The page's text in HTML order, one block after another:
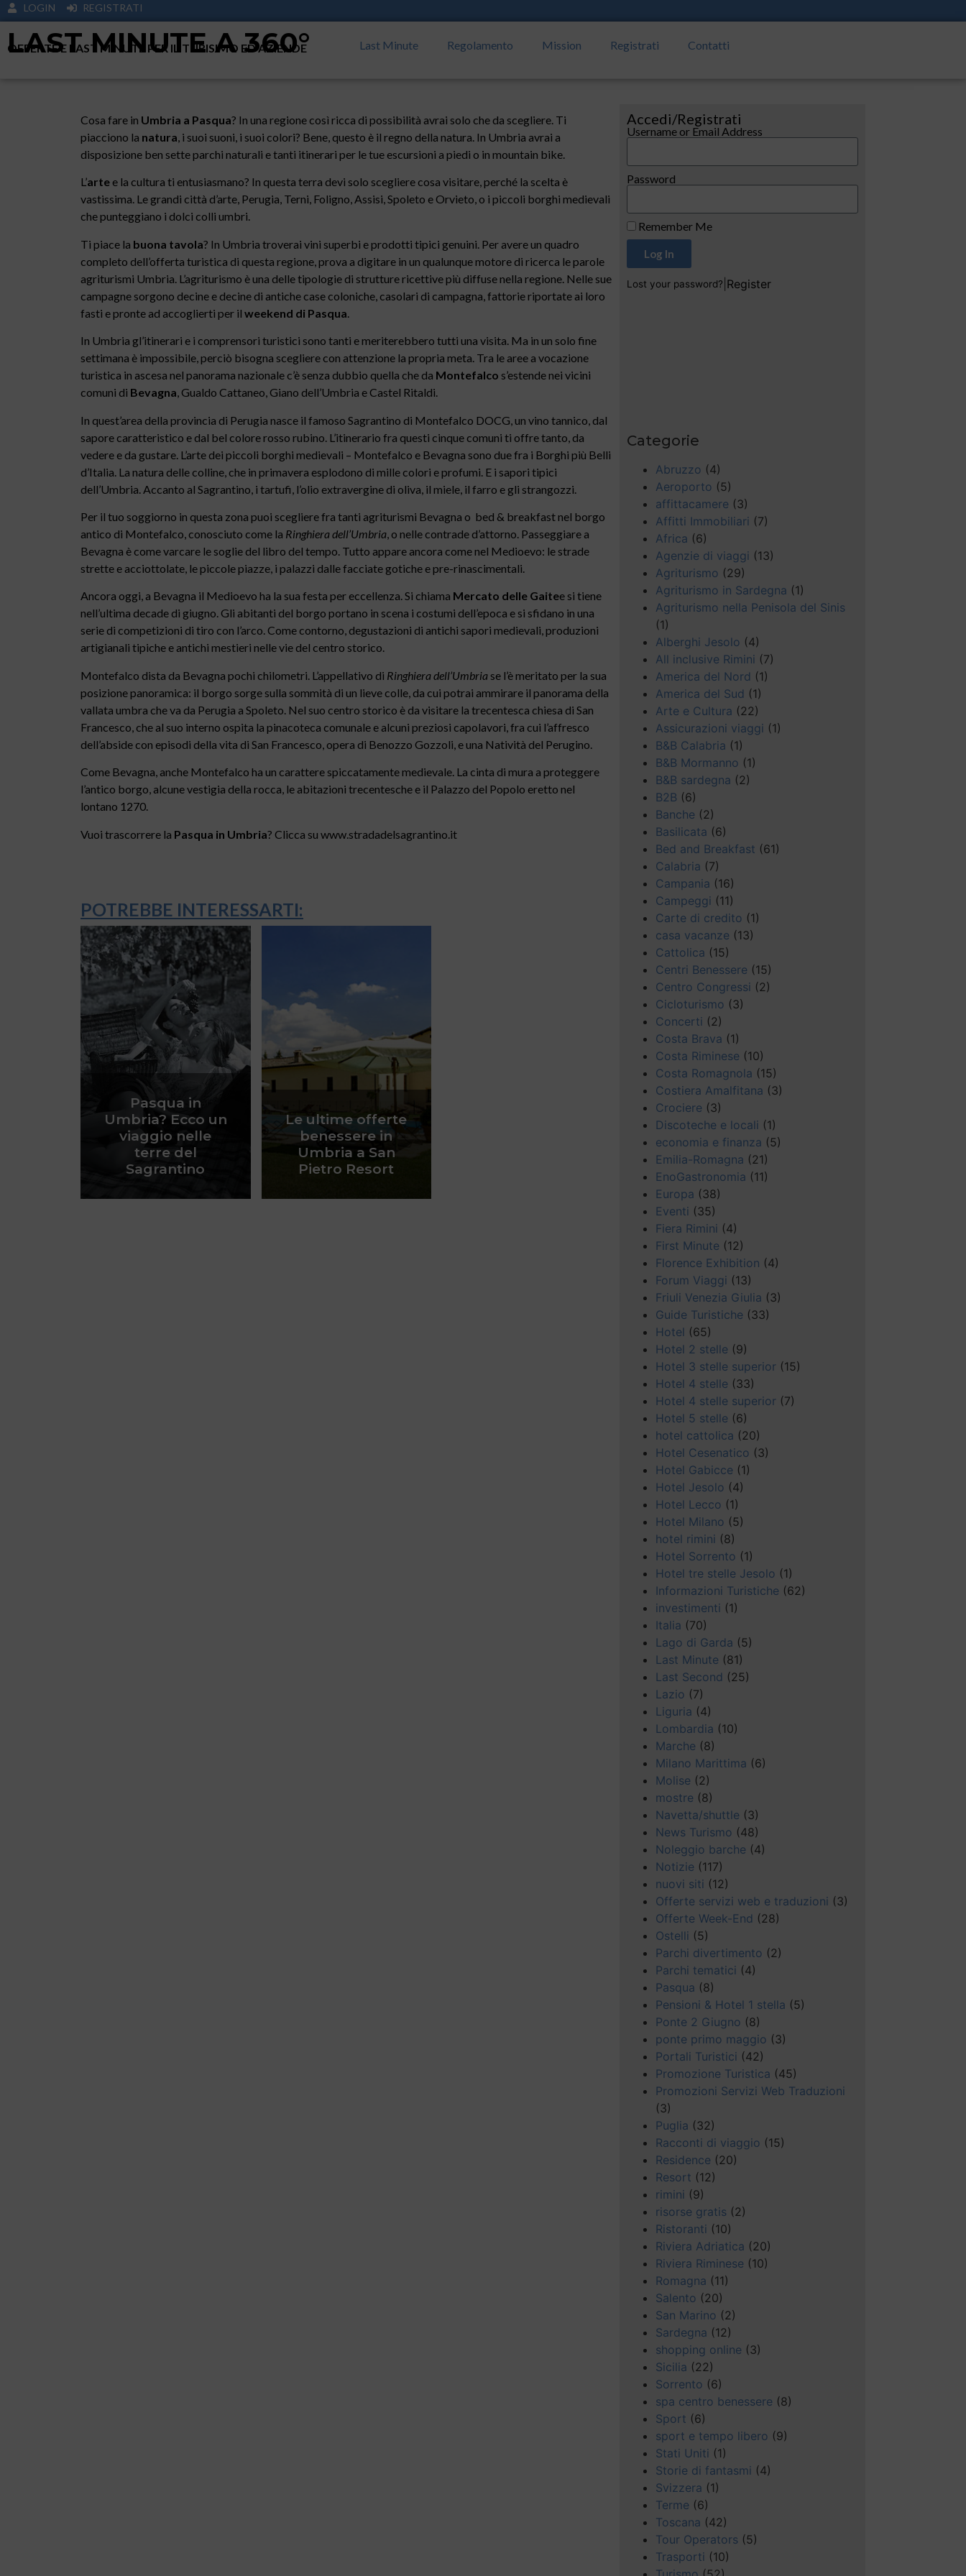
LOGIN REGISTRATI
LAST MINUTE A 360°
OFFERTE E LAST MINUTE PER IL TURISIMO ED AZIENDE Last Minute Regolamento Mission Registrati Contatti
Cosa fare in Umbria a Pasqua? In una regione così ricca di possibilità avrai solo che da scegliere. Ti
piacciono la natura, i suoi suoni, i suoi colori? Bene, questo è il regno della natura. In Umbria avrai a
disposizione ben sette parchi naturali e tanti itinerari per le tue escursioni a piedi o in mountain bike.
L’arte e la cultura ti entusiasmano? In questa terra devi solo scegliere cosa visitare, perché la scelta è
vastissima. Le grandi città d’arte, Perugia, Terni, Foligno, Assisi, Spoleto e Orvieto, o i piccoli borghi medievali
che punteggiano i dolci colli umbri.
Ti piace la buona tavola? In Umbria troverai vini superbi e prodotti tipici genuini. Per avere un quadro
completo dell’offerta turistica di questa regione, prova a digitare in un qualunque motore di ricerca le parole
agriturismi Umbria. L’agriturismo è una delle tipologie di strutture ricettive più diffuse nella regione. Nelle sue
campagne sorgono decine e decine di antiche case coloniche, casolari di campagna, fattorie riportate ai loro
fasti e pronte ad accoglierti per il weekend di Pasqua
In Umbria gl’itinerari e i comprensori turistici sono tanti e meriterebbero tutti una visita. Ma in un solo fine
settimana è impossibile, perciò bisogna scegliere con attenzione la propria meta. Tra le aree a vocazione
turistica in ascesa nel panorama nazionale c’è senza dubbio quella che da Montefalco s’estende nei vicini
comuni di Bevagna, Gualdo Cattaneo, Giano dell’Umbria e Castel Ritaldi.
In quest’area della provincia di Perugia nasce il famoso Sagrantino di Montefalco DOCG, un vino tannico, dal
sapore caratteristico e dal bel colore rosso rubino. L’itinerario fra questi cinque comuni ti offre tanto, da
vedere e da gustare. L’arte dei piccoli borghi medievali – Montefalco e Bevagna sono due fra i Borghi più Belli
d’Italia. La natura delle colline, che in primavera esplodono di mille colori e profumi. E i sapori tipici
dell’Umbria. Accanto al Sagrantino, i tartufi, l’olio extravergine di oliva, il miele, il farro e gli strangozzi.
Per il tuo soggiorno in questa zona puoi scegliere fra tanti agriturismi Bevagna o bed & breakfast nel borgo
antico di Montefalco, conosciuto come la Ringhiera dell’Umbria, o nelle contrade d’attorno. Passeggiare a
Bevagna è come varcare le soglie del libro del tempo. Tutto appare ancora come nel Medioevo: le strade
strette e acciottolate, le piccole piazze, i palazzi dalle facciate gotiche e pre-rinascimentali.
Ancora oggi, a Bevagna il Medioevo ha la sua festa per eccellenza. Si chiama Mercato delle Gaitee si tiene
nell’ultima decade di giugno. Gli abitanti del borgo portano in scena i costumi dell’epoca e si sfidano in una
serie di competizioni di tiro con l’arco. Come contorno, degustazioni di antichi sapori medievali, produzioni
artigianali tipiche e antichi mestieri nelle vie del centro storico.
Montefalco dista da Bevagna pochi chilometri. L’appellativo di Ringhiera dell’Umbria se l’è meritato per la sua
posizione panoramica: il borgo sorge sulla sommità di un lieve colle, da cui potrai ammirare il panorama della
vallata umbra che va da Perugia a Spoleto. Nel suo centro storico è da visitare la trecentesca chiesa di San
Francesco, che al suo interno ospita la pinacoteca comunale e alcuni preziosi capolavori, fra cui l’affresco
dell’abside con episodi della vita di San Francesco, opera di Benozzo Gozzoli, e una Natività del Perugino.
Come Bevagna, anche Montefalco ha un carattere spiccatamente medievale. La cinta di mura a proteggere
l’antico borgo, alcune vestigia della rocca, le abitazioni trecentesche e il Palazzo del Popolo eretto nel
lontano 1270.
Vuoi trascorrere la Pasqua in Umbria? Clicca su www.stradadelsagrantino.it
POTREBBE INTERESSARTI:
Pasqua in
Umbria? Ecco un
viaggio nelle
terre del
Sagrantino
Le ultime offerte
benessere in
Umbria a San
Pietro Resort
Accedi/Registrati
Username or Email Address
Password
Remember Me
Log In
Lost your password? Register
Categorie
Abruzzo (4)
Aeroporto (5)
affittacamere (3)
Affitti Immobiliari (7)
Africa (6)
Agenzie di viaggi (13)
Agriturismo (29)
Agriturismo in Sardegna (1)
Agriturismo nella Penisola del Sinis
(1)
Alberghi Jesolo (4)
All inclusive Rimini (7)
America del Nord (1)
America del Sud (1)
Arte e Cultura (22)
Assicurazioni viaggi (1)
B&B Calabria (1)
B&B Mormanno (1)
B&B sardegna (2)
B2B (6)
Banche (2)
Basilicata (6)
Bed and Breakfast (61)
Calabria (7)
Campania (16)
Campeggi (11)
Carte di credito (1)
casa vacanze (13)
Cattolica (15)
Centri Benessere (15)
Centro Congressi (2)
Cicloturismo (3)
Concerti (2)
Costa Brava (1)
Costa Riminese (10)
Costa Romagnola (15)
Costiera Amalfitana (3)
Crociere (3)
Discoteche e locali (1)
economia e finanza (5)
Emilia-Romagna (21)
EnoGastronomia (11)
Europa (38)
Eventi (35)
Fiera Rimini (4)
First Minute (12)
Florence Exhibition (4)
Forum Viaggi (13)
Friuli Venezia Giulia (3)
Guide Turistiche (33)
Hotel (65)
Hotel 2 stelle (9)
Hotel 3 stelle superior (15)
Hotel 4 stelle (33)
Hotel 4 stelle superior (7)
Hotel 5 stelle (6)
hotel cattolica (20)
Hotel Cesenatico (3)
Hotel Gabicce (1)
Hotel Jesolo (4)
Hotel Lecco (1)
Hotel Milano (5)
hotel rimini (8)
Hotel Sorrento (1)
Hotel tre stelle Jesolo (1)
Informazioni Turistiche (62)
investimenti (1)
Italia (70)
Lago di Garda (5)
Last Minute (81)
Last Second (25)
Lazio (7)
Liguria (4)
Lombardia (10)
Marche (8)
Milano Marittima (6)
Molise (2)
mostre (8)
Navetta/shuttle (3)
News Turismo (48)
Noleggio barche (4)
Notizie (117)
nuovi siti (12)
Offerte servizi web e traduzioni (3)
Offerte Week-End (28)
Ostelli (5)
Parchi divertimento (2)
Parchi tematici (4)
Pasqua (8)
Pensioni & Hotel 1 stella (5)
Ponte 2 Giugno (8)
ponte primo maggio (3)
Portali Turistici (42)
Promozione Turistica (45)
Promozioni Servizi Web Traduzioni
(3)
Puglia (32)
Racconti di viaggio (15)
Residence (20)
Resort (12)
rimini (9)
risorse gratis (2)
Ristoranti (10)
Riviera Adriatica (20)
Riviera Riminese (10)
Romagna (11)
Salento (20)
San Marino (2)
Sardegna (12)
shopping online (3)
Sicilia (22)
Sorrento (6)
spa centro benessere (8)
Sport (6)
sport e tempo libero (9)
Stati Uniti (1)
Storie di fantasmi (4)
Svizzera (1)
Terme (6)
Toscana (42)
Tour Operators (5)
Trasporti (10)